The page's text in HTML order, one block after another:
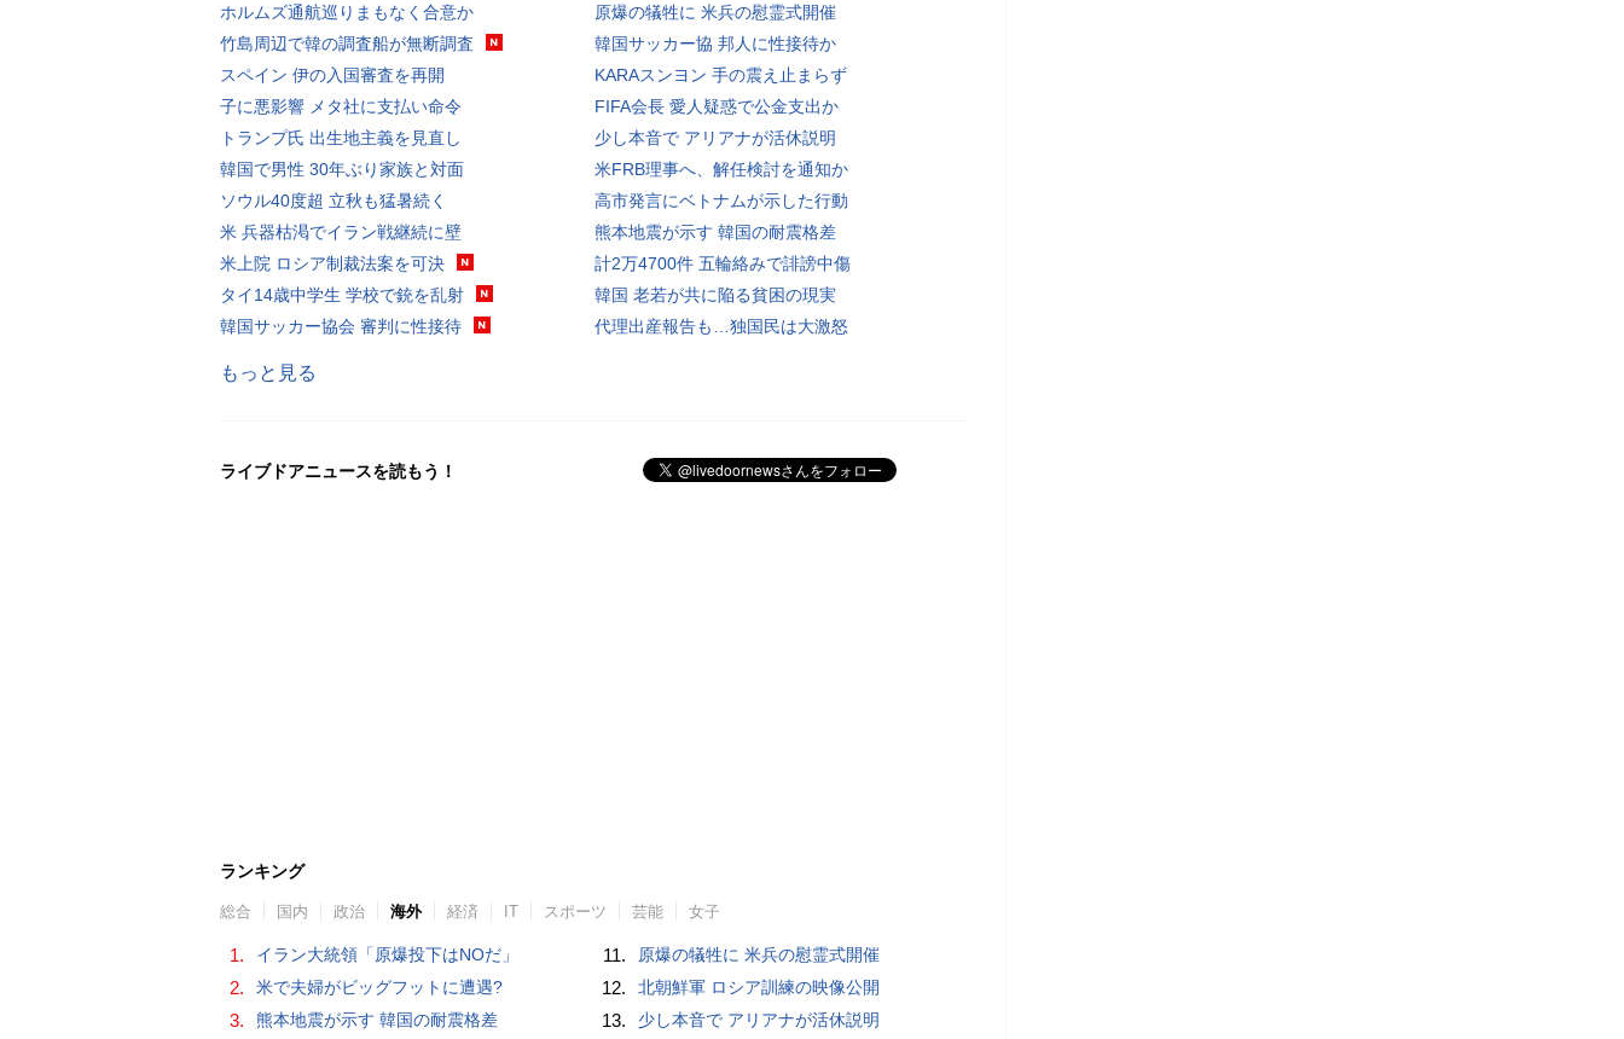
ホルムズ通航巡りまもなく合意か
竹島周辺で韓の調査船が無断調査
スペイン 伊の入国審査を再開
子に悪影響 メタ社に支払い命令
トランプ氏 出生地主義を見直し
韓国で男性 30年ぶり家族と対面
ソウル40度超 立秋も猛暑続く
米 兵器枯渇でイラン戦継続に壁
米上院 ロシア制裁法案を可決
タイ14歳中学生 学校で銃を乱射
韓国サッカー協会 審判に性接待
原爆の犠牲に 米兵の慰霊式開催
韓国サッカー協 邦人に性接待か
KARAスンヨン 手の震え止まらず
FIFA会長 愛人疑惑で公金支出か
少し本音で アリアナが活休説明
米FRB理事へ、解任検討を通知か
高市発言にベトナムが示した行動
熊本地震が示す 韓国の耐震格差
計2万4700件 五輪絡みで誹謗中傷
韓国 老若が共に陥る貧困の現実
代理出産報告も…独国民は大激怒
もっと見る
ライブドアニュースを読もう！
ランキング
総合 国内 政治 海外 経済 IT スポーツ 芸能 女子
1. イラン大統領「原爆投下はNOだ」
2. 米で夫婦がビッグフットに遭遇?
3. 熊本地震が示す 韓国の耐震格差
11. 原爆の犠牲に 米兵の慰霊式開催
12. 北朝鮮軍 ロシア訓練の映像公開
13. 少し本音で アリアナが活休説明